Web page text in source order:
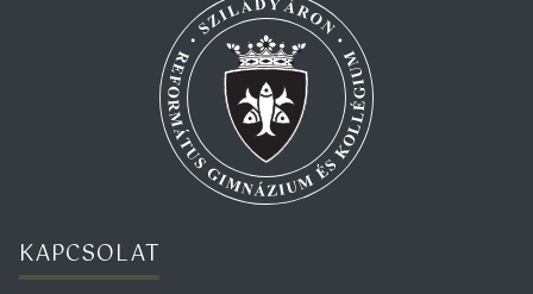
KAPCSOLAT